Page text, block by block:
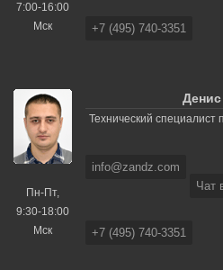
7:00-16:00
Мск
+7 (495) 740-3351
Пн-Пт,
9:30-18:00
Мск
Технический
info@zandz.com
Чат
+7 (495) 740-3351